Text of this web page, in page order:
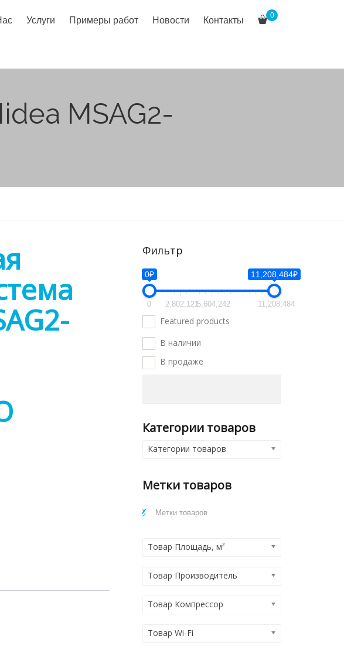
Услуги Примеры работ Новости Контакты 0
MSAG2-
Фильтр
0₽ 11,208,484₽
0 2,802,1215,604,242 11,208,484
Featured products
В наличии
В продаже
Категории товаров
Категории товаров
Метки товаров
Товар Площадь, м²
Товар Производитель
Товар Компрессор
Товар Wi-Fi